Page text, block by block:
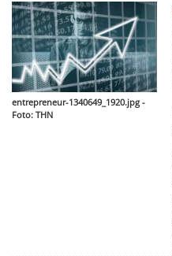
entrepreneur-1340649_1920.jpg -
Foto: THN